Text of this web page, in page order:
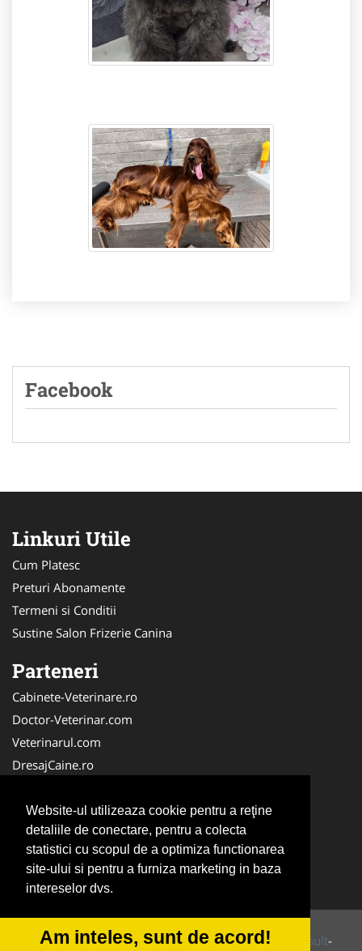
Website-ul utilizeaza cookie pentru a reţine
detaliile de conectare, pentru a colecta
statistici cu scopul de a optimiza functionarea
site-ului si pentru a furniza marketing in baza
intereselor dvs.
Am inteles, sunt de acord!
Facebook
Linkuri Utile
Cum Platesc
Preturi Abonamente
Termeni si Conditii
Sustine Salon Frizerie Canina
Parteneri
Cabinete-Veterinare.ro
Doctor-Veterinar.com
Veterinarul.com
DresajCaine.ro
NonStopDeschis.ro
Dresaj-Caine.ro
Clinica-Privata.ro
Veterinar-Romania.ro
© 2014-2026 Powered byVilonMedia&Tokaido Consult-